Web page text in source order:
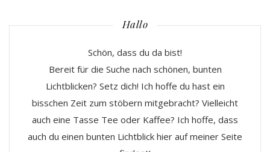
Hallo
Schön, dass du da bist!
Bereit für die Suche nach schönen, bunten
Lichtblicken? Setz dich! Ich hoffe du hast ein
bisschen Zeit zum stöbern mitgebracht? Vielleicht
auch eine Tasse Tee oder Kaffee? Ich hoffe, dass
auch du einen bunten Lichtblick hier auf meiner Seite